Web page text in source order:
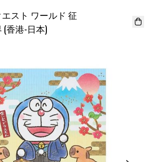
ワールド 征
服世界 (香港-日本)